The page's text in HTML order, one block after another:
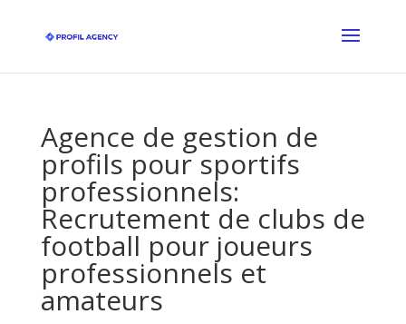
Agence de gestion de
profils pour sportifs
professionnels:
Recrutement de clubs de
football pour joueurs
professionnels et
amateurs